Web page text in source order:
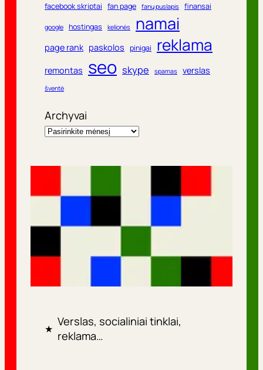
facebook skriptai fan page fanų puslapis finansai
google hostingas kelionės namai
page rank paskolos pinigai reklama
remontas seo skype spamas verslas
šventė
Archyvai
★
Verslas, socialiniai tinklai,
reklama…